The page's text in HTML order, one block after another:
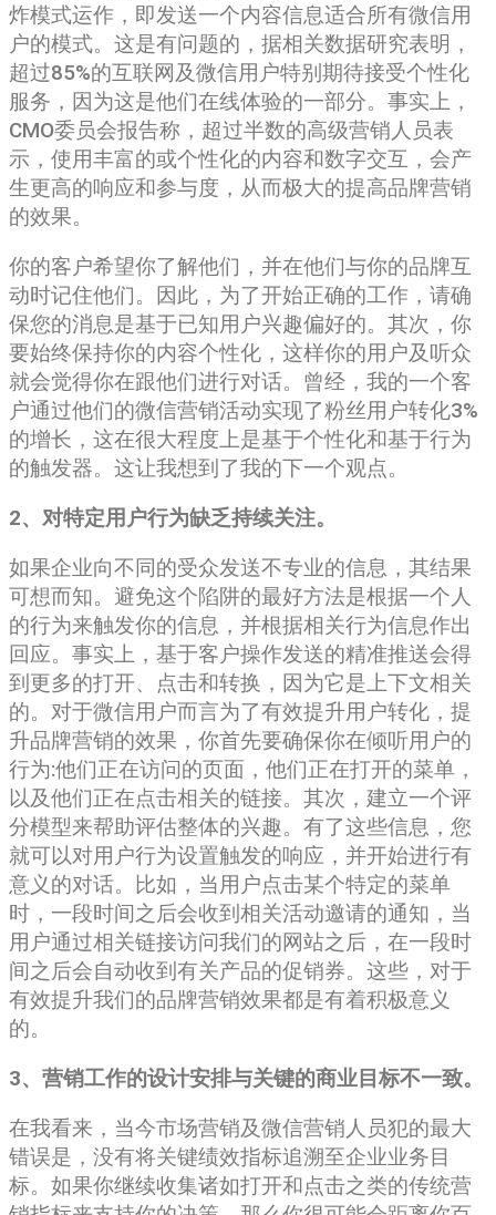
炸模式运作，即发送一个内容信息适合所有微信用
户的模式。这是有问题的，据相关数据研究表明，
超过85%的互联网及微信用户特别期待接受个性化
服务，因为这是他们在线体验的一部分。事实上，
CMO委员会报告称，超过半数的高级营销人员表
示，使用丰富的或个性化的内容和数字交互，会产
生更高的响应和参与度，从而极大的提高品牌营销
的效果。
你的客户希望你了解他们，并在他们与你的品牌互
动时记住他们。因此，为了开始正确的工作，请确
保您的消息是基于已知用户兴趣偏好的。其次，你
要始终保持你的内容个性化，这样你的用户及听众
就会觉得你在跟他们进行对话。曾经，我的一个客
户通过他们的微信营销活动实现了粉丝用户转化3%
的增长，这在很大程度上是基于个性化和基于行为
的触发器。这让我想到了我的下一个观点。
2、对特定用户行为缺乏持续关注。
如果企业向不同的受众发送不专业的信息，其结果
可想而知。避免这个陷阱的最好方法是根据一个人
的行为来触发你的信息，并根据相关行为信息作出
回应。事实上，基于客户操作发送的精准推送会得
到更多的打开、点击和转换，因为它是上下文相关
的。对于微信用户而言为了有效提升用户转化，提
升品牌营销的效果，你首先要确保你在倾听用户的
行为:他们正在访问的页面，他们正在打开的菜单，
以及他们正在点击相关的链接。其次，建立一个评
分模型来帮助评估整体的兴趣。有了这些信息，您
就可以对用户行为设置触发的响应，并开始进行有
意义的对话。比如，当用户点击某个特定的菜单
时，一段时间之后会收到相关活动邀请的通知，当
用户通过相关链接访问我们的网站之后，在一段时
间之后会自动收到有关产品的促销券。这些，对于
有效提升我们的品牌营销效果都是有着积极意义
的。
3、营销工作的设计安排与关键的商业目标不一致。
在我看来，当今市场营销及微信营销人员犯的最大
错误是，没有将关键绩效指标追溯至企业业务目
标。如果你继续收集诸如打开和点击之类的传统营